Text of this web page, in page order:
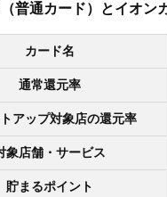
普通カード）とイオン
カード名
通常還元率
アップ対象店の還元率
象店舗・サービス
貯まるポイント